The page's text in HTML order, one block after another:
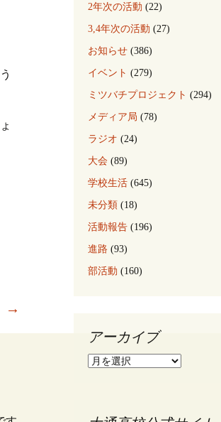
→
2年次の活動 (22)
3,4年次の活動 (27)
お知らせ (386)
イベント (279)
ミツバチプロジェクト (294)
メディア局 (78)
ラジオ (24)
大会 (89)
学校生活 (645)
未分類 (18)
活動報告 (196)
進路 (93)
部活動 (160)
アーカイブ
ア